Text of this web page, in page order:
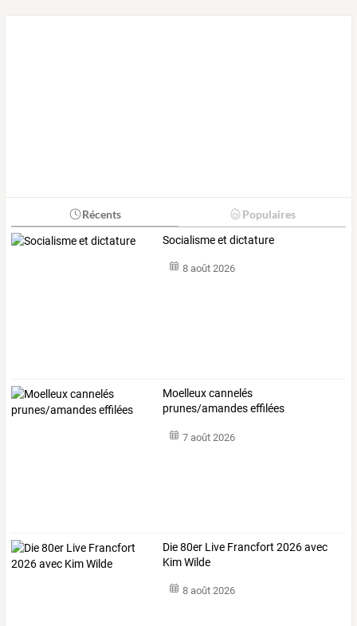
Récents Populaires
Socialisme et dictature
8 août 2026
Moelleux cannelés
prunes/amandes effilées
7 août 2026
Die 80er Live Francfort 2026 avec
Kim Wilde
8 août 2026